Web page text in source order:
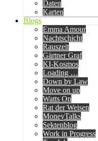
Daten
Karten
Blogs
Emma Amour
Nachtschicht
Rauszeit
Gärtner Graf
KI-Kosmos
Loading …
Down by Law
Move on up
Watts On
Rat der Weisen
MoneyTalks
Sektenblog
Work in Progress